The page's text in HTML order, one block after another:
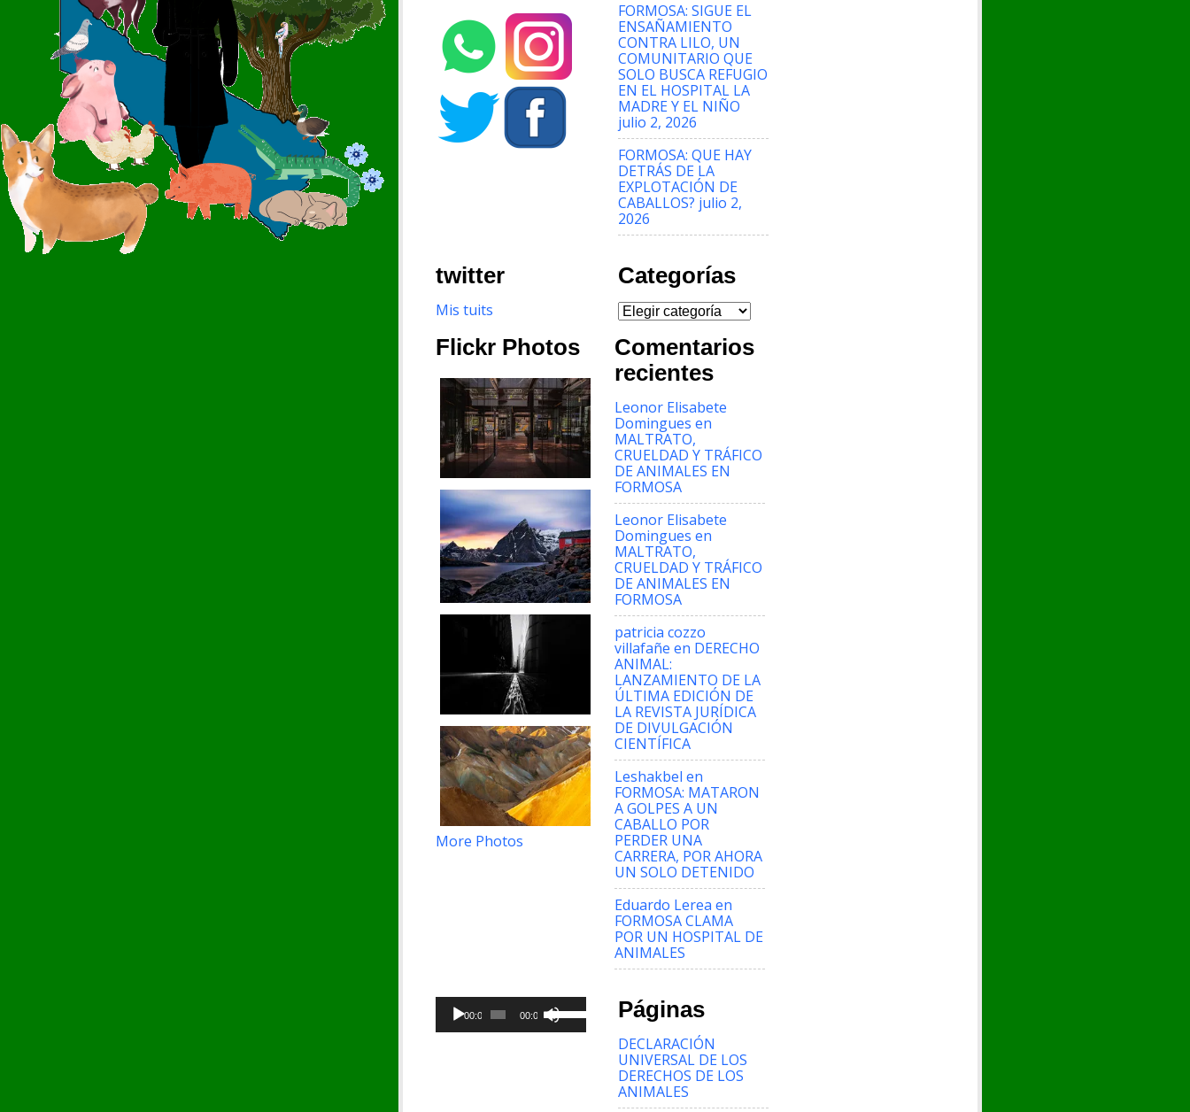
FORMOSA: SIGUE EL
ENSAÑAMIENTO
CONTRA LILO, UN
COMUNITARIO QUE
SOLO BUSCA REFUGIO
EN EL HOSPITAL LA
MADRE Y EL NIÑO
julio 2, 2026
FORMOSA: QUE HAY
DETRÁS DE LA
EXPLOTACIÓN DE
CABALLOS? julio 2,
2026
twitter
Mis tuits
Categorías
Categorías
Comentarios
recientes
Leonor Elisabete
Domingues en
MALTRATO,
CRUELDAD Y TRÁFICO
DE ANIMALES EN
FORMOSA
Leonor Elisabete
Domingues en
MALTRATO,
CRUELDAD Y TRÁFICO
DE ANIMALES EN
FORMOSA
patricia cozzo
villafañe en DERECHO
ANIMAL:
LANZAMIENTO DE LA
ÚLTIMA EDICIÓN DE
LA REVISTA JURÍDICA
DE DIVULGACIÓN
CIENTÍFICA
Leshakbel en
FORMOSA: MATARON
A GOLPES A UN
CABALLO POR
PERDER UNA
CARRERA, POR AHORA
UN SOLO DETENIDO
Eduardo Lerea en
FORMOSA CLAMA
POR UN HOSPITAL DE
ANIMALES
Flickr Photos
More Photos
Reproductor
audio
00:00 00:00
Utiliza
las
teclas
arriba/abajo
Páginas
DECLARACIÓN
UNIVERSAL DE LOS
DERECHOS DE LOS
ANIMALES